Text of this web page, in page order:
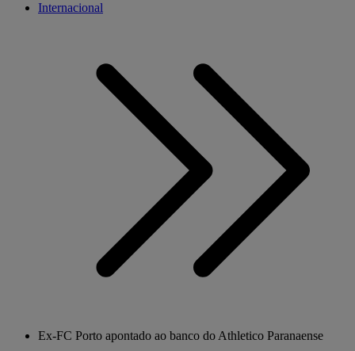
Internacional
Ex-FC Porto apontado ao banco do Athletico Paranaense